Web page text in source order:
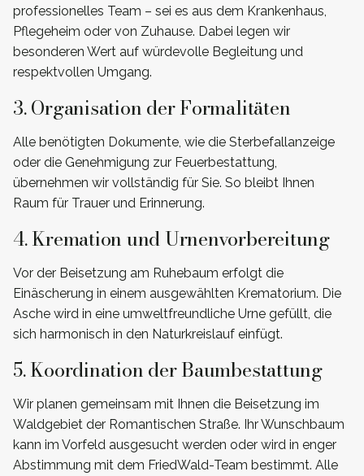
professionelles Team – sei es aus dem Krankenhaus,
Pflegeheim oder von Zuhause. Dabei legen wir
besonderen Wert auf würdevolle Begleitung und
respektvollen Umgang.
3. Organisation der Formalitäten
Alle benötigten Dokumente, wie die Sterbefallanzeige
oder die Genehmigung zur Feuerbestattung,
übernehmen wir vollständig für Sie. So bleibt Ihnen
Raum für Trauer und Erinnerung.
4. Kremation und Urnenvorbereitung
Vor der Beisetzung am Ruhebaum erfolgt die
Einäscherung in einem ausgewählten Krematorium. Die
Asche wird in eine umweltfreundliche Urne gefüllt, die
sich harmonisch in den Naturkreislauf einfügt.
5. Koordination der Baumbestattung
Wir planen gemeinsam mit Ihnen die Beisetzung im
Waldgebiet der Romantischen Straße. Ihr Wunschbaum
kann im Vorfeld ausgesucht werden oder wird in enger
Abstimmung mit dem FriedWald-Team bestimmt. Alle